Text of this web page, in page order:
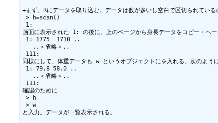
+まず、Rにデータを取り込む。データは数が多いし空白で区切られて
> h=scan()
1:
画面に表示された 1: の後に、上のページから身長データをコピー・ペ
1: 1775  1710 ..
   ..＜省略＞..
111:
同様にして、体重データも w というオブジェクトにを入れる。次のよう
1: 79.8 58.0 ..
   ..＜省略＞..
111:
確認のために
> h
> w
と入力。データが一覧表示される。